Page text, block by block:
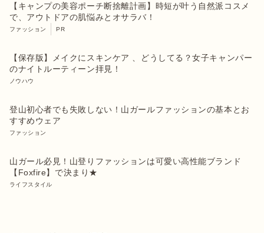
【キャンプの美容ポーチ断捨離計画】時短が叶う自然派コスメ
で、アウトドアの肌悩みとオサラバ！
ファッション PR
【保存版】メイクにスキンケア 、どうしてる？女子キャンパー
のナイトルーティーン拝見！
ノウハウ
登山初心者でも失敗しない！山ガールファッションの基本とお
すすめウェア
ファッション
山ガール必見！山登りファッションは可愛い高性能ブランド
【Foxfire】で決まり★
ライフスタイル